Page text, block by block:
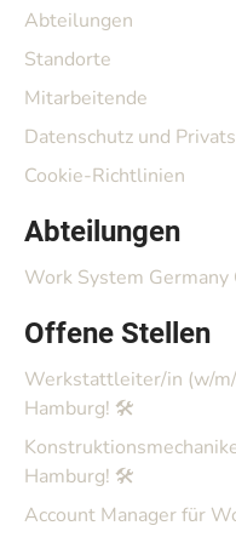
Abteilungen
Standorte
Mitarbeitende
Datenschutz und
Cookie-Richtlinien
Abteilungen
Work System Germany
Offene Stellen
Werkstattleiter/in (w/
Hamburg! 🛠️
Hamburg! 🛠️
Account Manager für